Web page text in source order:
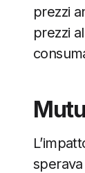
prezzi
prezzi